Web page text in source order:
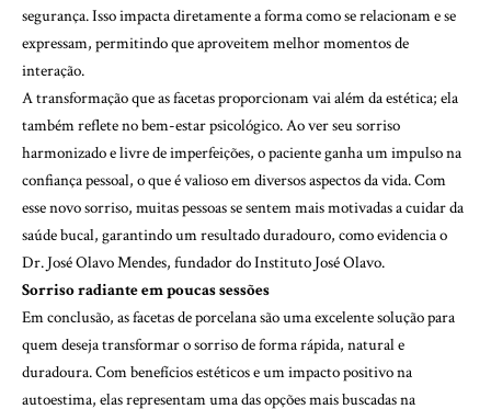
segurança. Isso impacta diretamente a forma como se relacionam e se
expressam, permitindo que aproveitem melhor momentos de
interação.
A transformação que as facetas proporcionam vai além da estética; ela
também reflete no bem-estar psicológico. Ao ver seu sorriso
harmonizado e livre de imperfeições, o paciente ganha um impulso na
confiança pessoal, o que é valioso em diversos aspectos da vida. Com
esse novo sorriso, muitas pessoas se sentem mais motivadas a cuidar da
saúde bucal, garantindo um resultado duradouro, como evidencia o
Dr. José Olavo Mendes, fundador do Instituto José Olavo.
Sorriso radiante em poucas sessões
Em conclusão, as facetas de porcelana são uma excelente solução para
quem deseja transformar o sorriso de forma rápida, natural e
duradoura. Com benefícios estéticos e um impacto positivo na
autoestima, elas representam uma das opções mais buscadas na